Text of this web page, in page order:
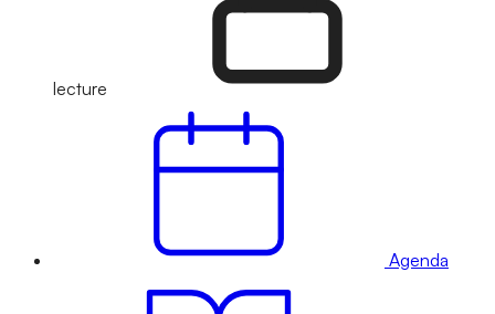
lecture
Agenda